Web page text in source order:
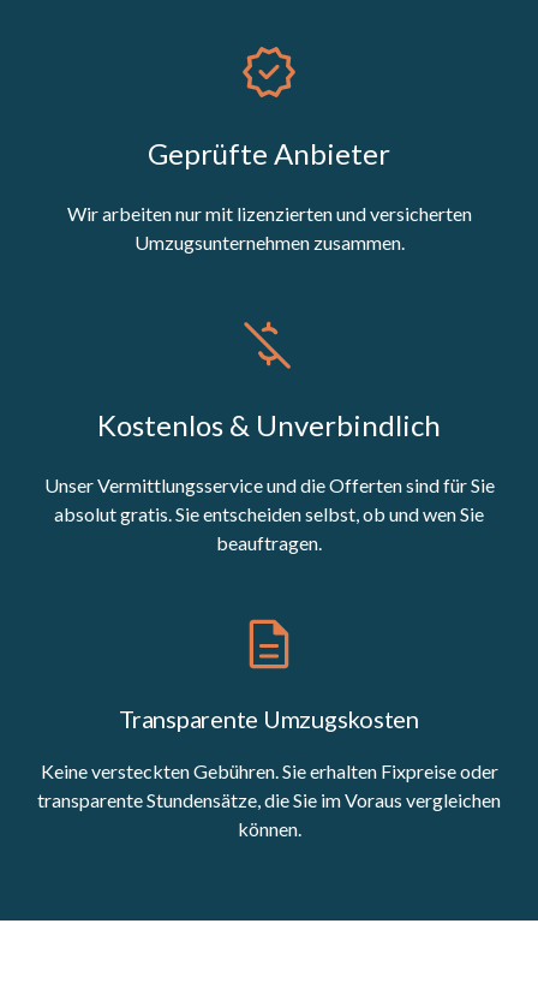
Geprüfte Anbieter
Wir arbeiten nur mit lizenzierten und versicherten
Umzugsunternehmen zusammen.
Kostenlos & Unverbindlich
Unser Vermittlungsservice und die Offerten sind für Sie
absolut gratis. Sie entscheiden selbst, ob und wen Sie
beauftragen.
Transparente Umzugskosten
Keine versteckten Gebühren. Sie erhalten Fixpreise oder
transparente Stundensätze, die Sie im Voraus vergleichen
können.